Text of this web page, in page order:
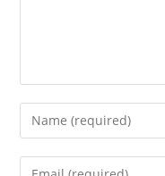
Enter
your
name
Enter